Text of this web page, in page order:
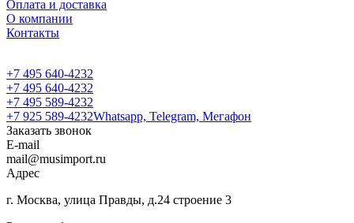
Оплата и доставка
О компании
Контакты
+7 495 640-4232
+7 495 640-4232
+7 495 589-4232
+7 925 589-4232Whatsapp, Telegram, Мегафон
Заказать звонок
E-mail
mail@musimport.ru
Адрес
г. Москва, улица Правды, д.24 строение 3